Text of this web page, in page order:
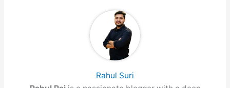
Rahul Suri